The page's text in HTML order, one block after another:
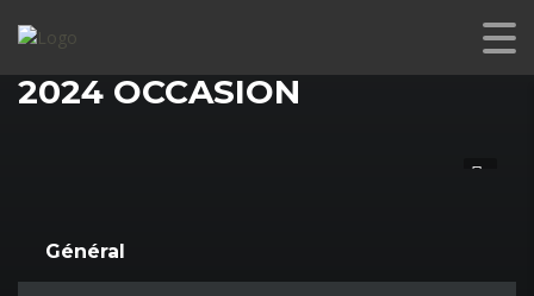
2024 OCCASION
Général